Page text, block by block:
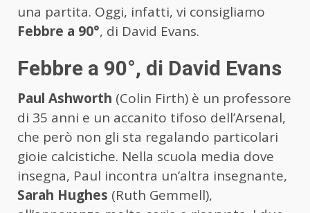
una partita. Oggi, infatti, vi consigliamo
Febbre a 90°, di David Evans.
Febbre a 90°, di David Evans
Paul Ashworth (Colin Firth) è un professore
di 35 anni e un accanito tifoso dell’Arsenal,
che però non gli sta regalando particolari
gioie calcistiche. Nella scuola media dove
insegna, Paul incontra un’altra insegnante,
Sarah Hughes (Ruth Gemmell),